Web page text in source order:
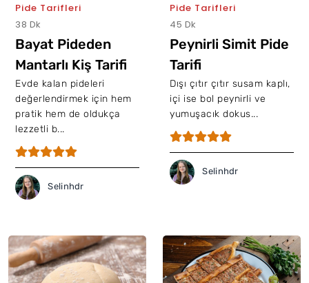
Pide Tarifleri
38 Dk
Bayat Pideden
Mantarlı Kiş Tarifi
Evde kalan pideleri
değerlendirmek için hem
pratik hem de oldukça
lezzetli b...
Selinhdr
Pide Tarifleri
45 Dk
Peynirli Simit Pide
Tarifi
Dışı çıtır çıtır susam kaplı,
içi ise bol peynirli ve
yumuşacık dokus...
Selinhdr